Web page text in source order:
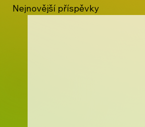
Nejnovější příspěvky